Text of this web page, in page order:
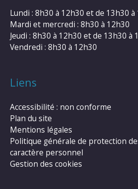
Lundi : 8h30 à 12h30 et de 13h30 à
Mardi et mercredi : 8h30 à 12h30
Jeudi : 8h30 à 12h30 et de 13h30 à
Vendredi : 8h30 à 12h30
Liens
Accessibilité : non conforme
Plan du site
Mentions légales
Politique générale de protection
caractère personnel
Gestion des cookies